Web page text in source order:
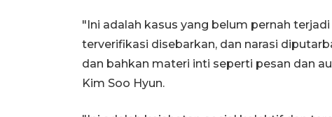
"Ini adalah kasus yang belum pernah
terverifikasi disebarkan, dan narasi
dan bahkan materi inti seperti pesan dan
Kim Soo Hyun.